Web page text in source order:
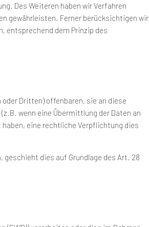
Des Weiteren haben wir Verfahren
gewährleisten. Ferner berücksichtigen wir
entsprechend dem Prinzip des
Dritten) offenbaren, sie an diese
wenn eine Übermittlung der Daten an
eine rechtliche Verpflichtung dies
geschieht dies auf Grundlage des Art. 28